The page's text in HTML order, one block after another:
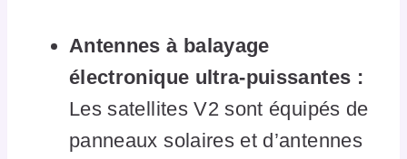
Antennes à balayage
électronique ultra-puissantes :
Les satellites V2 sont équipés de
panneaux solaires et d’antennes